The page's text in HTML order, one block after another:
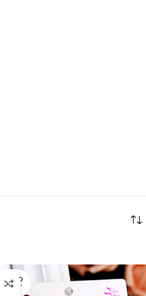
SOLD
OUT